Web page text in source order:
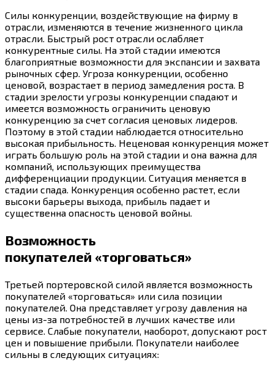
Силы конкуренции, воздействующие на фирму в
отрасли, изменяются в течение жизненного цикла
отрасли. Быстрый рост отрасли ослабляет
конкурентные силы. На этой стадии имеются
благоприятные возможности для экспансии и захвата
рыночных сфер. Угроза конкуренции, особенно
ценовой, возрастает в период замедления роста. В
стадии зрелости угрозы конкуренции спадают и
имеется возможность ограничить ценовую
конкуренцию за счет согласия ценовых лидеров.
Поэтому в этой стадии наблюдается относительно
высокая прибыльность. Неценовая конкуренция может
играть большую роль на этой стадии и она важна для
компаний, использующих преимущества
дифференциации продукции. Ситуация меняется в
стадии спада. Конкуренция особенно растет, если
высоки барьеры выхода, прибыль падает и
существенна опасность ценовой войны.
Возможность
покупателей «торговаться»
Третьей портеровской силой является возможность
покупателей «торговаться» или сила позиции
покупателей. Она представляет угрозу давления на
цены из-за потребностей в лучших качестве или
сервисе. Слабые покупатели, наоборот, допускают рост
цен и повышение прибыли. Покупатели наиболее
сильны в следующих ситуациях: